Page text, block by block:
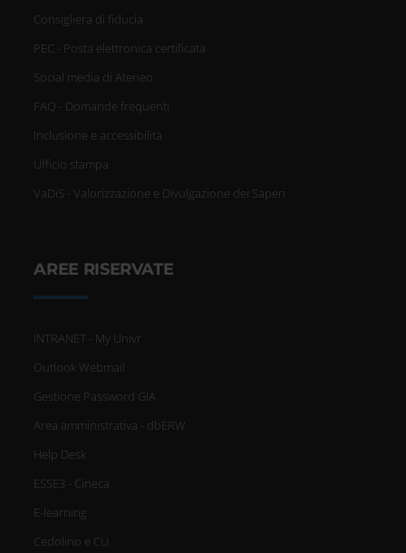
Consigliera di fiducia
PEC - Posta elettronica certificata
Social media di Ateneo
FAQ - Domande frequenti
Inclusione e accessibilità
Ufficio stampa
VaDiS - Valorizzazione e Divulgazione dei Saperi
AREE RISERVATE
INTRANET - My Univr
Outlook Webmail
Gestione Password GIA
Area amministrativa - dbERW
Help Desk
ESSE3 - Cineca
E-learning
Cedolino e CU